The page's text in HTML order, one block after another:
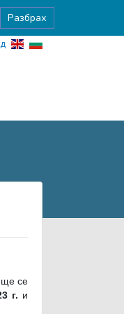
Разбрах
ще се
г. и